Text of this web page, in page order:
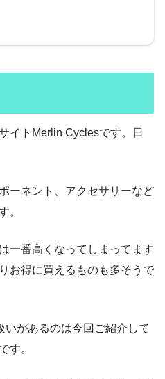
イトMerlin Cyclesです。日
ーネント、アクセサリーなど
。
一番高くなってしまってます
お得に買えるものも多そうで
があるのは今回ご紹介して
す。